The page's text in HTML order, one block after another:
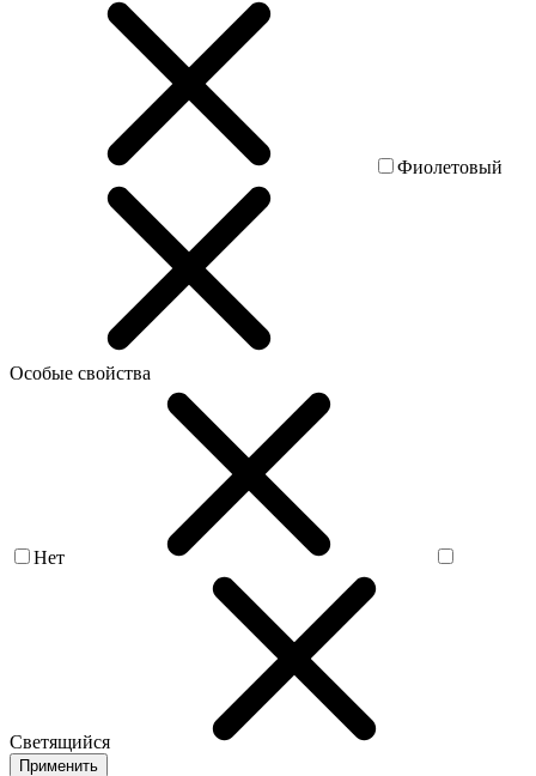
Фиолетовый
Особые свойства
Нет
Светящийся
Применить